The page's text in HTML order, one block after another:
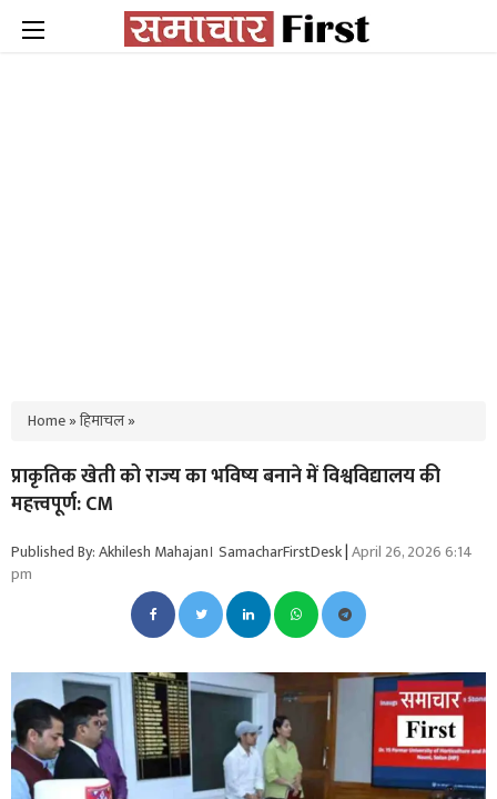
Home»हिमाचल»
प्राकृतिक खेती को राज्य का भविष्य बनाने में विश्वविद्यालय की
महत्त्वपूर्ण: CM
Published By: Akhilesh Mahajan। SamacharFirstDesk|April 26, 2026 6:14
pm